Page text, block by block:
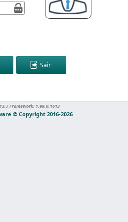
© Copyright 2016-2026
Sair
Framework: 1.99.0.1613